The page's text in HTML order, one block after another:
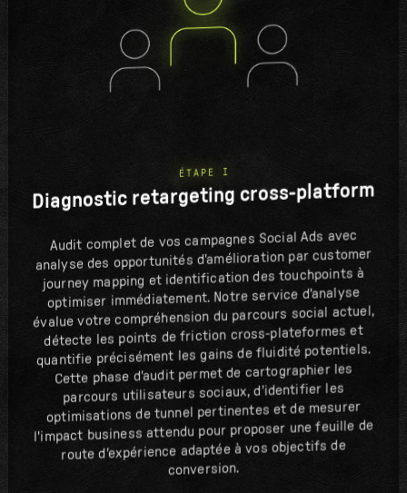
ÉTAPE I
Diagnostic retargeting cross-platform
Audit complet de vos campagnes Social Ads avec
analyse des opportunités d'amélioration par customer
journey mapping et identification des touchpoints à
optimiser immédiatement. Notre service d'analyse
évalue votre compréhension du parcours social actuel,
détecte les points de friction cross-plateformes et
quantifie précisément les gains de fluidité potentiels.
Cette phase d'audit permet de cartographier les
parcours utilisateurs sociaux, d'identifier les
optimisations de tunnel pertinentes et de mesurer
l'impact business attendu pour proposer une feuille de
route d'expérience adaptée à vos objectifs de
conversion.